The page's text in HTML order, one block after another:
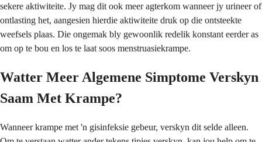
sekere aktiwiteite. Jy mag dit ook meer agterkom wanneer jy urineer of
ontlasting het, aangesien hierdie aktiwiteite druk op die ontsteekte
weefsels plaas. Die ongemak bly gewoonlik redelik konstant eerder as
om op te bou en los te laat soos menstruasiekrampe.
Watter Meer Algemene Simptome Verskyn
Saam Met Krampe?
Wanneer krampe met 'n gisinfeksie gebeur, verskyn dit selde alleen.